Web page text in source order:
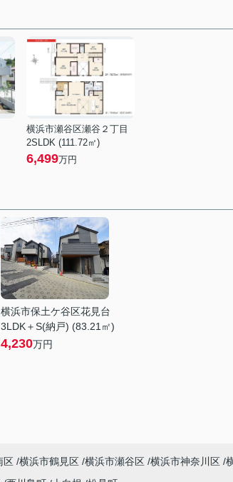
横浜市瀬谷区瀬谷２丁目
2SLDK (111.72㎡)
6,499万円
横浜市保土ケ谷区花見台
3LDK＋S(納戸) (83.21㎡)
4,230万円
区 横浜市鶴見区 横浜市瀬谷区 横浜市神奈川区